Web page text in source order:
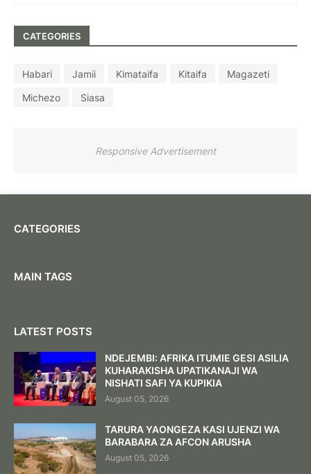
CATEGORIES
Habari Jamii Kimataifa Kitaifa
Magazeti
Michezo
Siasa
Responsive Advertisement
CATEGORIES
MAIN TAGS
LATEST POSTS
NDEJEMBI: AFRIKA ITUMIE GESI ASILIA
KUHARAKISHA UPATIKANAJI WA
NISHATI SAFI YA KUPIKIA
August 05, 2026
TARURA YAONGEZA KASI UJENZI WA
BARABARA ZA AFCON ARUSHA
August 05, 2026